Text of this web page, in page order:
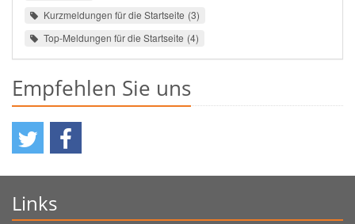
Kurzmeldungen für die Startseite 3
Top-Meldungen für die Startseite 4
Empfehlen Sie uns
Links